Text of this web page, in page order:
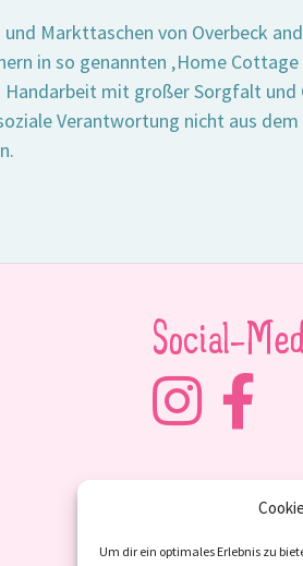
Um dir ein optimales Erlebnis zu
Markttaschen von Overbeck
in so genannten ‚Home
mit großer Sorgfalt
Verantwortung nicht aus
Social-